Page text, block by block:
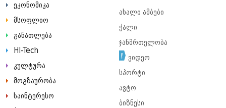
ეკონომიკა
მსოფლიო
განათლება
HI-Tech
კულტურა
მოგზაურობა
საინტერესო
ახალი ამბები
ქალი
ჯანმრთელობა
ვიდეო
სპორტი
ავტო
ბიზნესი